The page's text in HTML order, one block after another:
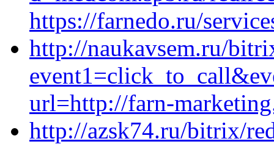
https://farnedo.ru/
http://naukavsem.ru/
url=http://farn-
http://azsk74.ru/bitrix/